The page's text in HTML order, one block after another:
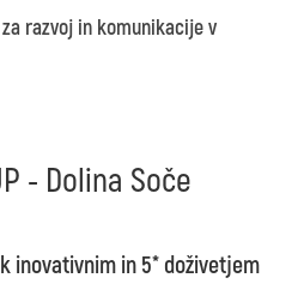
razvoj in komunikacije v
- Dolina Soče
inovativnim in 5* doživetjem